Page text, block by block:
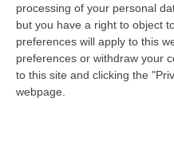
processing of your personal
but you have a right to object
preferences will apply to this
preferences or withdraw your
to this site and clicking the
webpage.
Quarant’anni di odio